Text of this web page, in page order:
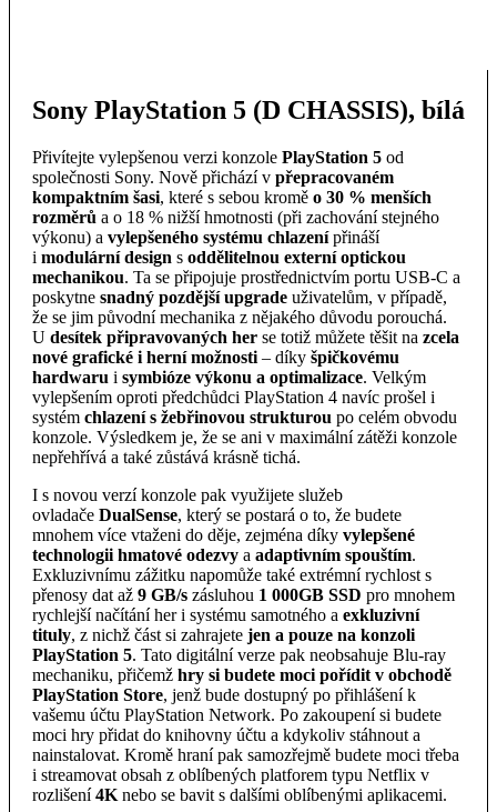
Sony PlayStation 5 (D CHASSIS), bílá
Přivítejte vylepšenou verzi konzole PlayStation 5 od
společnosti Sony. Nově přichází v přepracovaném
kompaktním šasi, které s sebou kromě o 30 % menších
rozměrů a o 18 % nižší hmotnosti (při zachování stejného
výkonu) a vylepšeného systému chlazenípřináší
i modulární design s oddělitelnou externí optickou
mechanikou. Ta se připojuje prostřednictvím portu USB-C a
poskytne snadný pozdější upgrade uživatelům, v případě,
že se jim původní mechanika z nějakého důvodu porouchá.
U desítek připravovaných her se totiž můžete těšit na zcela
nové grafické i herní možnosti – díky špičkovému
hardwaru i symbióze výkonu a optimalizace. Velkým
vylepšením oproti předchůdci PlayStation 4 navíc prošel i
systém chlazení s žebřinovou strukturou po celém obvodu
konzole. Výsledkem je, že se ani v maximální zátěži konzole
nepřehřívá a také zůstává krásně tichá.
I s novou verzí konzole pak využijete služeb
ovladače DualSense, který se postará o to, že budete
mnohem více vtaženi do děje, zejména díky vylepšené
technologii hmatové odezvy a adaptivním spouštím.
Exkluzivnímu zážitku napomůže také extrémní rychlost s
přenosy dat až 9 GB/s zásluhou 1 000GB SSD pro mnohem
rychlejší načítání her i systému samotného a exkluzivní
tituly, z nichž část si zahrajete jen a pouze na konzoli
PlayStation 5. Tato digitální verze pak neobsahuje Blu-ray
mechaniku, přičemž hry si budete moci pořídit v obchodě
PlayStation Store, jenž bude dostupný po přihlášení k
vašemu účtu PlayStation Network. Po zakoupení si budete
moci hry přidat do knihovny účtu a kdykoliv stáhnout a
nainstalovat. Kromě hraní pak samozřejmě budete moci třeba
i streamovat obsah z oblíbených platforem typu Netflix v
rozlišení4K nebo se bavit s dalšími oblíbenými aplikacemi.